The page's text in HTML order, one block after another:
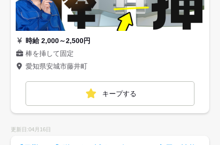
時給 2,000～2,500円
棒を挿して固定
愛知県安城市藤井町
キープする
更新日:04月16日